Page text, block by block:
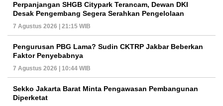
Perpanjangan SHGB Citypark Terancam, Dewan DKI
Desak Pengembang Segera Serahkan Pengelolaan
7 Agustus 2026 | 21:15 WIB
Pengurusan PBG Lama? Sudin CKTRP Jakbar Beberkan
Faktor Penyebabnya
7 Agustus 2026 | 10:44 WIB
Sekko Jakarta Barat Minta Pengawasan Pembangunan
Diperketat